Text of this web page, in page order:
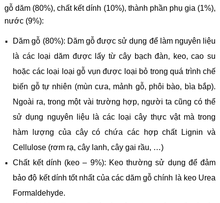
gỗ dăm (80%), chất kết dính (10%), thành phần phụ gia (1%),
nước (9%):
Dăm gỗ (80%): Dăm gỗ được sử dụng để làm nguyên liệu
là các loại dăm được lấy từ cây bạch đàn, keo, cao su
hoặc các loại loại gỗ vụn được loại bỏ trong quá trình chế
biến gỗ tự nhiên (mùn cưa, mảnh gỗ, phôi bào, bìa bắp).
Ngoài ra, trong một vài trường hợp, người ta cũng có thể
sử dụng nguyên liệu là các loại cây thực vật mà trong
hàm lượng của cây có chứa các hợp chất Lignin và
Cellulose (rơm rạ, cây lanh, cây gai rầu, …)
Chất kết dính (keo – 9%): Keo thường sử dụng để đảm
bảo độ kết dính tốt nhất của các dăm gỗ chính là keo Urea
Formaldehyde.